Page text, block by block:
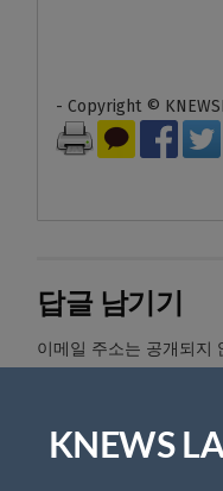
- Copyright ©
답글 남기기
이메일 주소는 공개되지
KNEWS